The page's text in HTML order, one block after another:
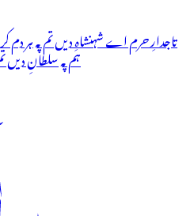
تاجدارِ حرم اے شہنشاہِ دیں تم پہ ہر دم
ہم پہ سلطانِ دیں